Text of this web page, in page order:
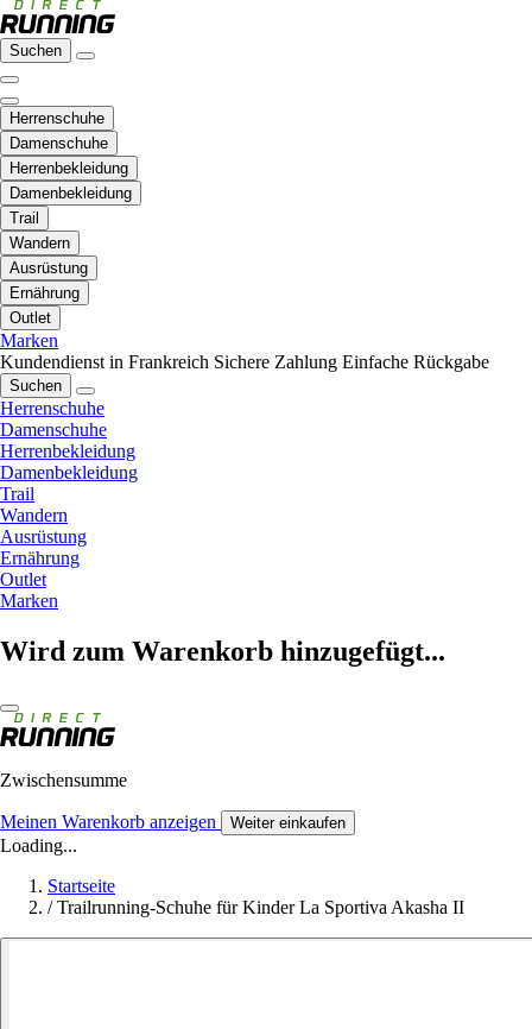
Suchen
Herrenschuhe
Damenschuhe
Herrenbekleidung
Damenbekleidung
Trail
Wandern
Ausrüstung
Ernährung
Outlet
Marken
Kundendienst in Frankreich Sichere Zahlung Einfache Rückgabe
Suchen
Herrenschuhe
Damenschuhe
Herrenbekleidung
Damenbekleidung
Trail
Wandern
Ausrüstung
Ernährung
Outlet
Marken
Wird zum Warenkorb hinzugefügt...
Zwischensumme
Meinen Warenkorb anzeigen Weiter einkaufen
Loading...
Startseite
/ Trailrunning-Schuhe für Kinder La Sportiva Akasha II